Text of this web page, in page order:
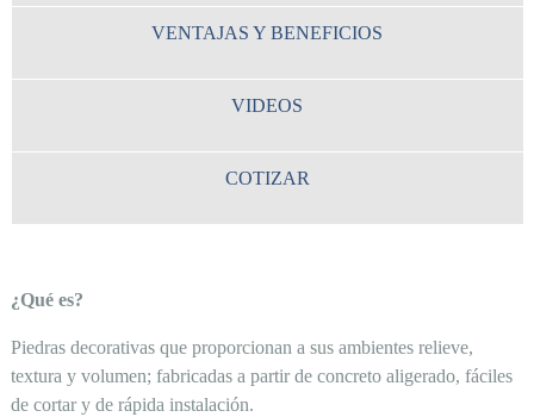
VENTAJAS Y BENEFICIOS
VIDEOS
COTIZAR
¿Qué es?
Piedras decorativas que proporcionan a sus ambientes relieve,
textura y volumen; fabricadas a partir de concreto aligerado, fáciles
de cortar y de rápida instalación.